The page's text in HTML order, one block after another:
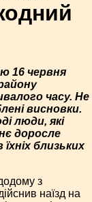
16 червня
часу. Не
висновки.
люди, які
доросле
близьких
з
наїзд на